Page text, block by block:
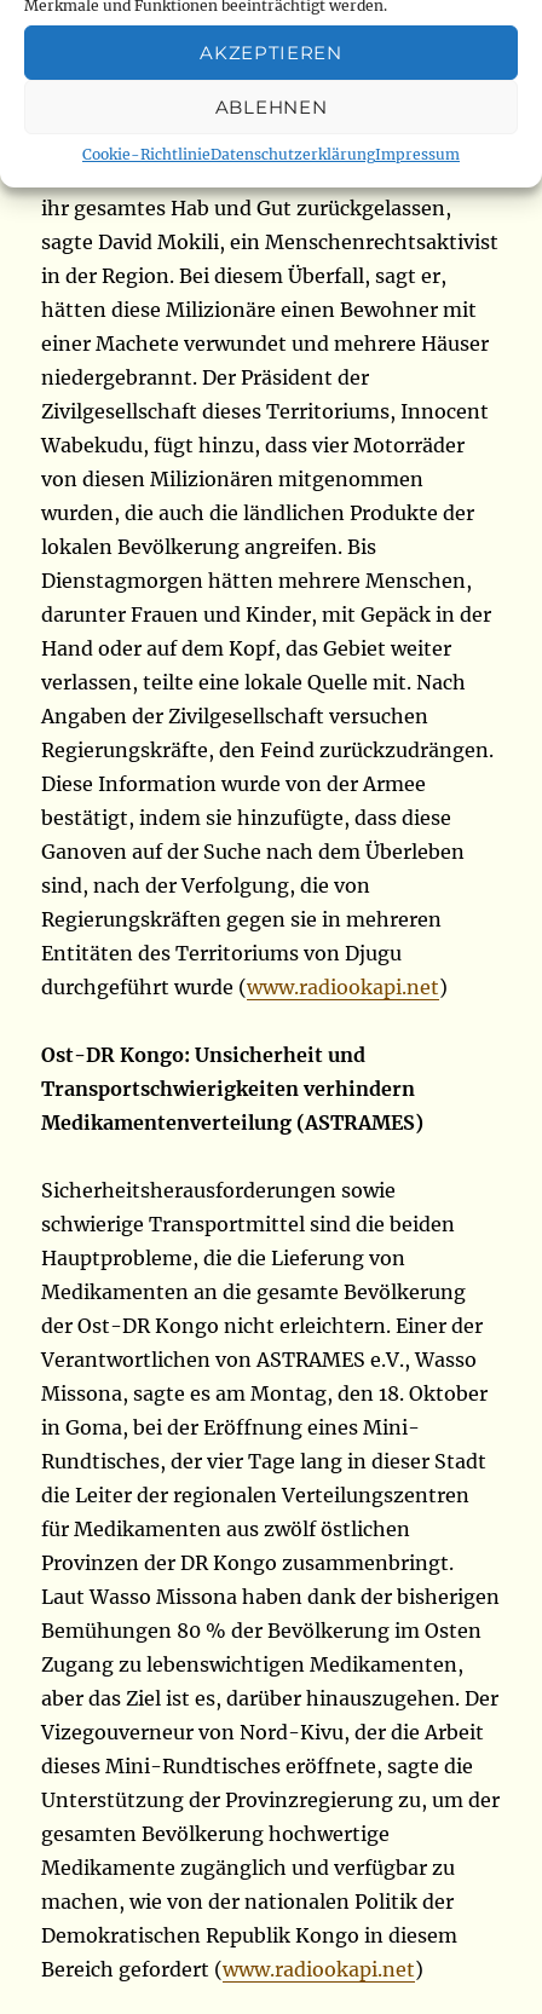
Merkmale und Funktionen beeinträchtigt werden.
AKZEPTIEREN
ABLEHNEN
Cookie-RichtlinieDatenschutzerklärungImpressum
Chefferie eingedrungen sind. Ihre Anwesenheit
nahegelegenen Dorf, Zuflucht zu suchen.
Andere hätten die Richtung vom
ihr gesamtes Hab und Gut zurückgelassen,
sagte David Mokili, ein Menschenrechtsaktivist
in der Region. Bei diesem Überfall, sagt er,
hätten diese Milizionäre einen Bewohner mit
einer Machete verwundet und mehrere Häuser
niedergebrannt. Der Präsident der
Zivilgesellschaft dieses Territoriums, Innocent
Wabekudu, fügt hinzu, dass vier Motorräder
von diesen Milizionären mitgenommen
wurden, die auch die ländlichen Produkte der
lokalen Bevölkerung angreifen. Bis
Dienstagmorgen hätten mehrere Menschen,
darunter Frauen und Kinder, mit Gepäck in der
Hand oder auf dem Kopf, das Gebiet weiter
verlassen, teilte eine lokale Quelle mit. Nach
Angaben der Zivilgesellschaft versuchen
Regierungskräfte, den Feind zurückzudrängen.
Diese Information wurde von der Armee
bestätigt, indem sie hinzufügte, dass diese
Ganoven auf der Suche nach dem Überleben
sind, nach der Verfolgung, die von
Regierungskräften gegen sie in mehreren
Entitäten des Territoriums von Djugu
durchgeführt wurde (www.radiookapi.net)
Ost-DR Kongo: Unsicherheit und
Transportschwierigkeiten verhindern
Medikamentenverteilung (ASTRAMES)
Sicherheitsherausforderungen sowie
schwierige Transportmittel sind die beiden
Hauptprobleme, die die Lieferung von
Medikamenten an die gesamte Bevölkerung
der Ost-DR Kongo nicht erleichtern. Einer der
Verantwortlichen von ASTRAMES e.V., Wasso
Missona, sagte es am Montag, den 18. Oktober
in Goma, bei der Eröffnung eines Mini-
Rundtisches, der vier Tage lang in dieser Stadt
die Leiter der regionalen Verteilungszentren
für Medikamenten aus zwölf östlichen
Provinzen der DR Kongo zusammenbringt.
Laut Wasso Missona haben dank der bisherigen
Bemühungen 80 % der Bevölkerung im Osten
Zugang zu lebenswichtigen Medikamenten,
aber das Ziel ist es, darüber hinauszugehen. Der
Vizegouverneur von Nord-Kivu, der die Arbeit
dieses Mini-Rundtisches eröffnete, sagte die
Unterstützung der Provinzregierung zu, um der
gesamten Bevölkerung hochwertige
Medikamente zugänglich und verfügbar zu
machen, wie von der nationalen Politik der
Demokratischen Republik Kongo in diesem
Bereich gefordert (www.radiookapi.net)